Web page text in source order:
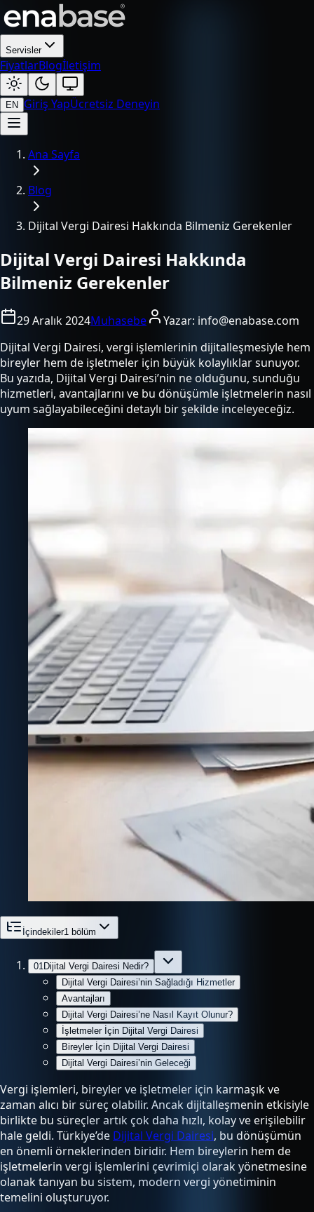
Servisler
FiyatlarBlogİletişim
EN Giriş YapÜcretsiz Deneyin
Ana Sayfa
Blog
Dijital Vergi Dairesi Hakkında Bilmeniz Gerekenler
Dijital Vergi Dairesi Hakkında
Bilmeniz Gerekenler
29 Aralık 2024Muhasebe Yazar: info@enabase.com
Dijital Vergi Dairesi, vergi işlemlerinin dijitalleşmesiyle hem
bireyler hem de işletmeler için büyük kolaylıklar sunuyor.
Bu yazıda, Dijital Vergi Dairesi’nin ne olduğunu, sunduğu
hizmetleri, avantajlarını ve bu dönüşümle işletmelerin nasıl
uyum sağlayabileceğini detaylı bir şekilde inceleyeceğiz.
İçindekiler1 bölüm
01 Dijital Vergi Dairesi Nedir?
Dijital Vergi Dairesi’nin Sağladığı Hizmetler
Avantajları
Dijital Vergi Dairesi’ne Nasıl Kayıt Olunur?
İşletmeler İçin Dijital Vergi Dairesi
Bireyler İçin Dijital Vergi Dairesi
Dijital Vergi Dairesi’nin Geleceği
Vergi işlemleri, bireyler ve işletmeler için karmaşık ve
zaman alıcı bir süreç olabilir. Ancak dijitalleşmenin etkisiyle
birlikte bu süreçler artık çok daha hızlı, kolay ve erişilebilir
hale geldi. Türkiye’de Dijital Vergi Dairesi, bu dönüşümün
en önemli örneklerinden biridir. Hem bireylerin hem de
işletmelerin vergi işlemlerini çevrimiçi olarak yönetmesine
olanak tanıyan bu sistem, modern vergi yönetiminin
temelini oluşturuyor.